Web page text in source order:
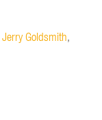
Jerry Goldsmith,